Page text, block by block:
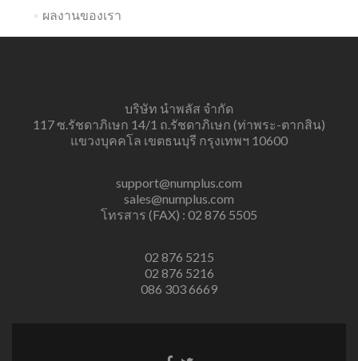
ผลงานของเรา
บริษัท นำพลัส จำกัด
117 ซ.รัชดาภิเษก 14/1 ถ.รัชดาภิเษก (ท่าพระ-ตากสิน)
แขวงบุคคโล เขตธนบุรี กรุงเทพฯ 10600
support@numplus.com
sales@numplus.com
โทรสาร (FAX) : 02 876 5505
02 876 5215
02 876 5216
086 303 6669